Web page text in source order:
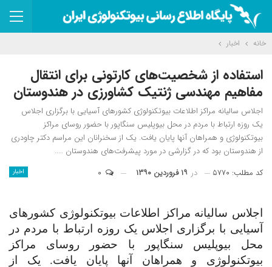
خانه اخبار
استفاده از شخصیت‌های کارتونی برای انتقال
مفاهیم مهندسی ژنتیک کشاورزی در هندوستان
اجلاس سالیانه مراکز اطلاعات بیوتکنولوژی کشورهای آسیایی با برگزاری اجلاس
یک روزه ارتباط با مردم در محل بیوپلیس سنگاپور با حضور روسای مراکز
بیوتکنولوژی و همراهان آنها پایان یافت. یک از سخنرانان این مراسم دکتر چاودری
از هندوستان بود که در گزارشی در مورد پیشرفت‌های هندوستان …..
اخبار کد مطلب: ۵۷۷۰ در ۱۹ فروردین ۱۳۹۰
اجلاس سالیانه مراکز اطلاعات بیوتکنولوژی کشورهای
آسیایی با برگزاری اجلاس یک روزه ارتباط با مردم در
محل بیوپلیس سنگاپور با حضور روسای مراکز
بیوتکنولوژی و همراهان آنها پایان یافت. یک از